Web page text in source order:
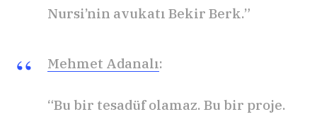
Nursi’nin avukatı Bekir Berk.”
Mehmet Adanalı:
“Bu bir tesadüf olamaz. Bu bir proje.